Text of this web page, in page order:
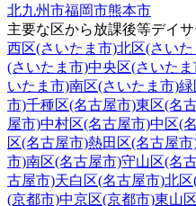
北九州市福岡市熊本市
主要な区から放課後等デイ
西区(さいたま市)北区(さい
(さいたま市)中央区(さいたま
いたま市)南区(さいたま市)緑
市)千種区(名古屋市)東区(名
屋市)中村区(名古屋市)中区(
区(名古屋市)熱田区(名古屋市
市)南区(名古屋市)守山区(名
古屋市)天白区(名古屋市)北区
(京都市)中京区(京都市)東山